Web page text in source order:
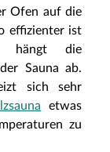
Ofen auf die
effizienter ist
hängt die
Sauna ab.
sich sehr
etwas
zu